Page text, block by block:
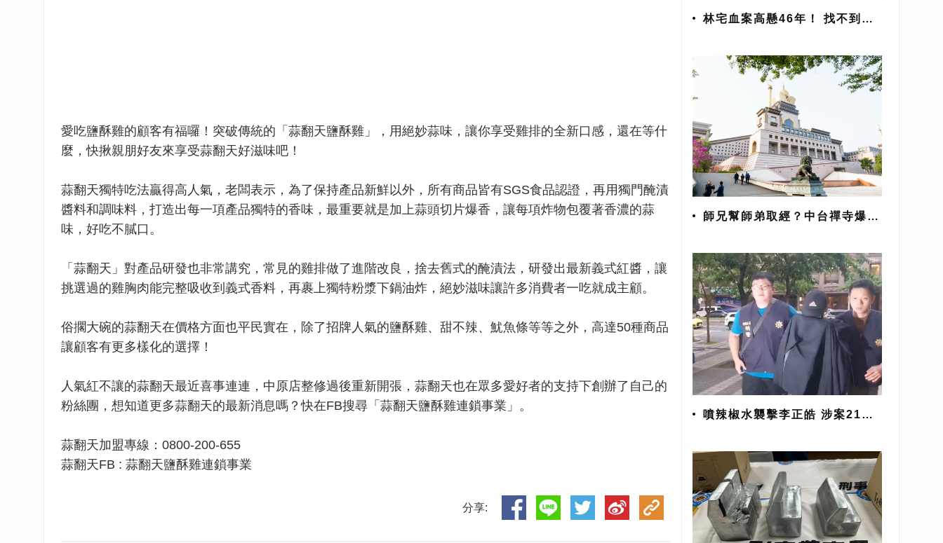
愛吃鹽酥雞的顧客有福囉！突破傳統的「蒜翻天鹽酥雞」，用絕妙蒜味，讓你享受雞排的全新口感，還在等什
麼，快揪親朋好友來享受蒜翻天好滋味吧！
蒜翻天獨特吃法贏得高人氣，老闆表示，為了保持產品新鮮以外，所有商品皆有SGS食品認證，再用獨門醃漬
醬料和調味料，打造出每一項產品獨特的香味，最重要就是加上蒜頭切片爆香，讓每項炸物包覆著香濃的蒜
味，好吃不膩口。
「蒜翻天」對產品研發也非常講究，常見的雞排做了進階改良，捨去舊式的醃漬法，研發出最新義式紅醬，讓
挑選過的雞胸肉能完整吸收到義式香料，再裹上獨特粉漿下鍋油炸，絕妙滋味讓許多消費者一吃就成主顧。
俗擱大碗的蒜翻天在價格方面也平民實在，除了招牌人氣的鹽酥雞、甜不辣、魷魚條等等之外，高達50種商品
讓顧客有更多樣化的選擇！
人氣紅不讓的蒜翻天最近喜事連連，中原店整修過後重新開張，蒜翻天也在眾多愛好者的支持下創辦了自己的
粉絲團，想知道更多蒜翻天的最新消息嗎？快在FB搜尋「蒜翻天鹽酥雞連鎖事業」。
蒜翻天加盟專線：0800-200-655
蒜翻天FB : 蒜翻天鹽酥雞連鎖事業
分享:
林宅血案高懸46年！ 找不到兇
師兄幫師弟取經？中台禪寺爆六
噴辣椒水襲擊李正皓 涉案21歲